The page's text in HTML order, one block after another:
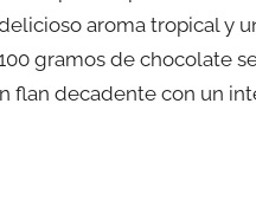
aroma tropical y
gramos de chocolate
flan decadente con un